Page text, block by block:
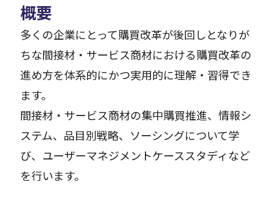
EN
JP
サイト内検索
Contact
概要
多くの企業にとって購買改革が後回しとなりが
ちな間接材・サービス商材における購買改革の
進め方を体系的にかつ実用的に理解・習得でき
ます。
間接材・サービス商材の集中購買推進、情報シ
ステム、品目別戦略、ソーシングについて学
び、ユーザーマネジメントケーススタディなど
を行います。